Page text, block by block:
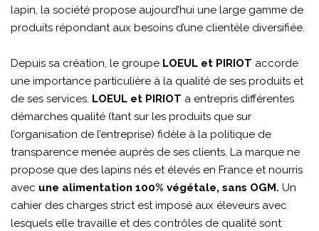
lapin, la société propose aujourd’hui une large gamme de
produits répondant aux besoins d’une clientèle diversifiée.
Depuis sa création, le groupe LOEUL et PIRIOT accorde
une importance particulière à la qualité de ses produits et
de ses services. LOEUL et PIRIOT a entrepris différentes
démarches qualité (tant sur les produits que sur
l’organisation de l’entreprise) fidèle à la politique de
transparence menée auprès de ses clients. La marque ne
propose que des lapins nés et élevés en France et nourris
avec une alimentation 100% végétale, sans OGM. Un
cahier des charges strict est imposé aux éleveurs avec
lesquels elle travaille et des contrôles de qualité sont